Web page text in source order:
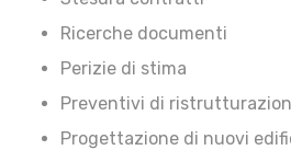
Ricerche documenti
Perizie di stima
Preventivi di
Progettazione di nuovi